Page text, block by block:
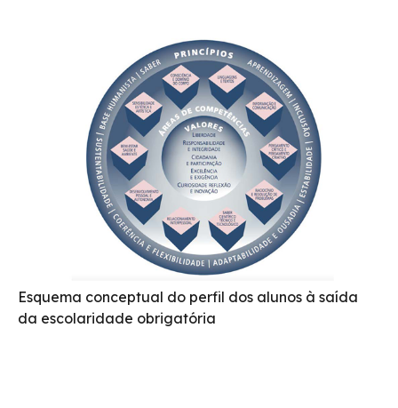
Esquema conceptual do perfil dos alunos à saída
da escolaridade obrigatória